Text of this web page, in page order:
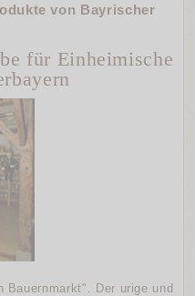
von Bayrischer
für Einheimische
Bauernmarkt". Der urige und